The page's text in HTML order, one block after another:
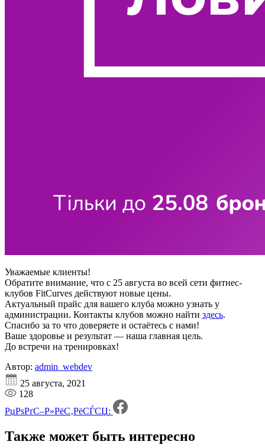
Уважаемые клиенты!
Обратите внимание, что с 25 августа во всей сети фитнес-
клубов FitCurves действуют новые цены.
Актуальный прайс для вашего клуба можно узнать у
администрации. Контакты клубов можно найти здесь.
Спасибо за то что доверяете и остаётесь с нами!
Ваше здоровье и результат — наша главная цель.
До встречи на тренировках!
Автор: admin_webdev
25 августа, 2021
128
РџРѕРґС–Р»РёС‚РёСЃСЏ:
Также может быть интересно